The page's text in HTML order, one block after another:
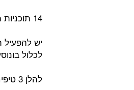
14 תוכניות תמריצים:
יש להפעיל
לכלול
להלן 3 טיפים ליישום: